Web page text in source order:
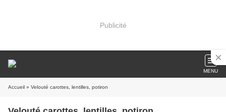
Publicité
MENU
Accueil » Velouté carottes, lentilles, potiron